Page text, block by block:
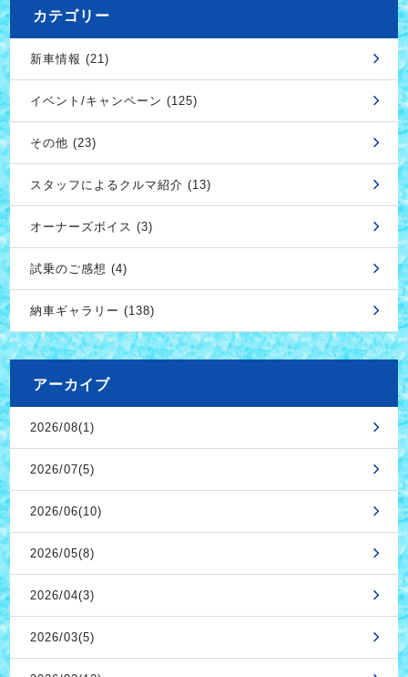
カテゴリー
新車情報 (21)
イベント/キャンペーン (125)
その他 (23)
スタッフによるクルマ紹介 (13)
オーナーズボイス (3)
試乗のご感想 (4)
納車ギャラリー (138)
アーカイブ
2026/08(1)
2026/07(5)
2026/06(10)
2026/05(8)
2026/04(3)
2026/03(5)